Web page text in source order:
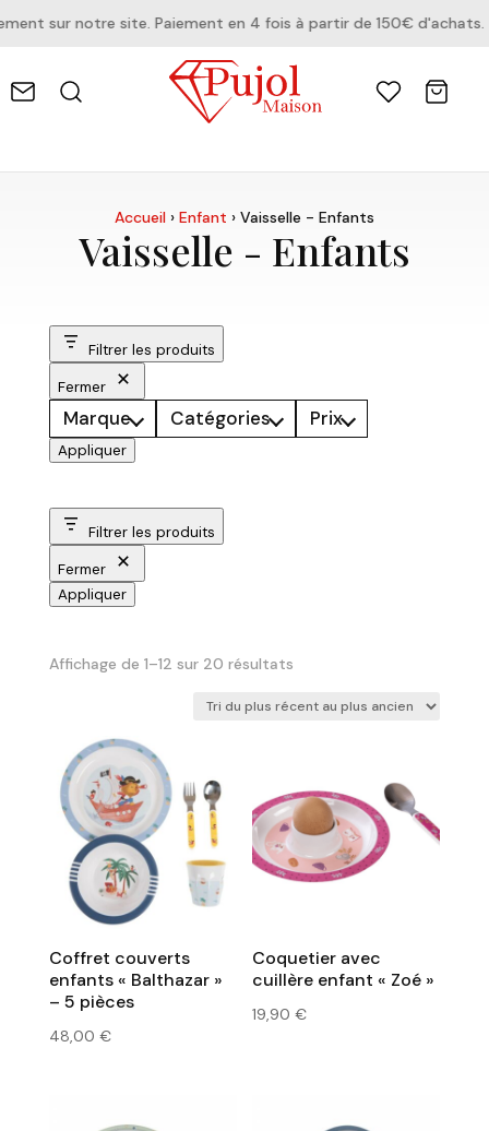
sur notre site. Paiement en 4 fois à partir de 150€ d'achats.
Accueil› Enfant › Vaisselle - Enfants
Vaisselle - Enfants
Filtrer les produits
Fermer
Marque Catégories Prix
Appliquer
Filtrer les produits
Fermer
Appliquer
Affichage de 1–12 sur 20 résultatsTrié
plus
plus
ancien
Coffret couverts
enfants « Balthazar »
– 5 pièces
48,00 €
Coquetier avec
cuillère enfant « Zoé »
19,90€